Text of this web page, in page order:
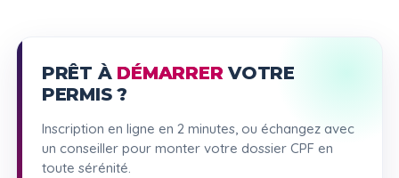
PRÊT À DÉMARRER VOTRE
PERMIS ?
Inscription en ligne en 2 minutes, ou échangez avec
un conseiller pour monter votre dossier CPF en
toute sérénité.